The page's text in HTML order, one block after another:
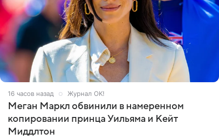
16 часов назад Журнал OK!
Меган Маркл обвинили в намеренном
копировании принца Уильяма и Кейт
Миддлтон